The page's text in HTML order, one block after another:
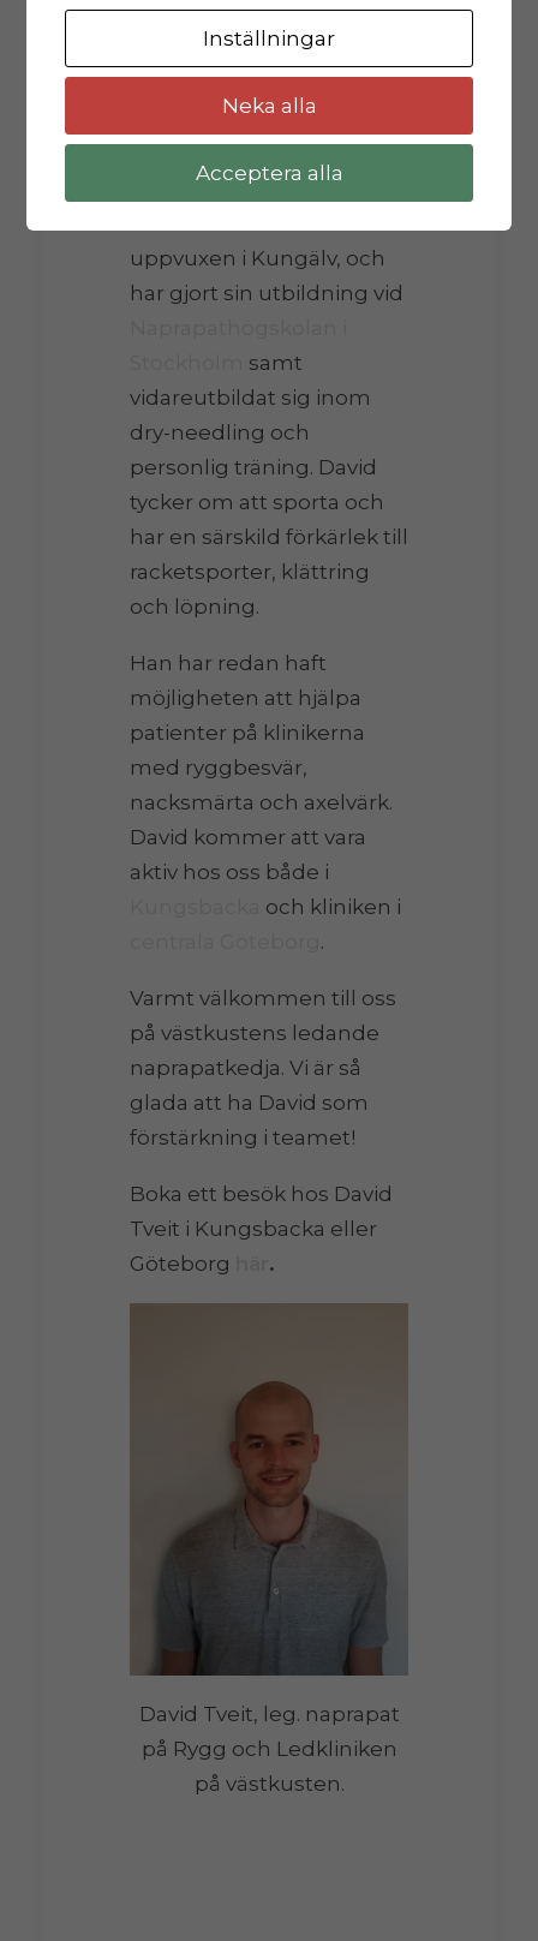
Rygg och Ledkliniken
stärker upp teamet
Vi välkomnar David Tveit
som det sista tillskottet till
Rygg och Ledkliniken.
uppvuxen i Kungälv, och
har gjort sin utbildning vid
samt
vidareutbildat sig inom
dry-needling och
personlig träning. David
tycker om att sporta och
har en särskild förkärlek till
racketsporter, klättring
och löpning.
Han har redan haft
möjligheten att hjälpa
patienter på klinikerna
med ryggbesvär,
nacksmärta och axelvärk.
David kommer att vara
aktiv hos oss både i
och kliniken i
.
Varmt välkommen till oss
på västkustens ledande
naprapatkedja. Vi är så
glada att ha David som
förstärkning i teamet!
Boka ett besök hos David
Tveit i Kungsbacka eller
Göteborg
.
David Tveit, leg. naprapat
på Rygg och Ledkliniken
på västkusten.
Inställningar
Neka alla
Acceptera alla